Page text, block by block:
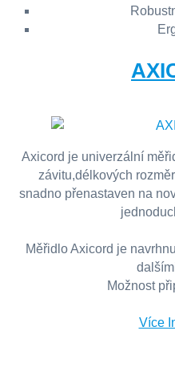
Axicord je univerzální
závitu,délkových
snadno přenastaven na
Měřidlo Axicord je
Možnost
Více